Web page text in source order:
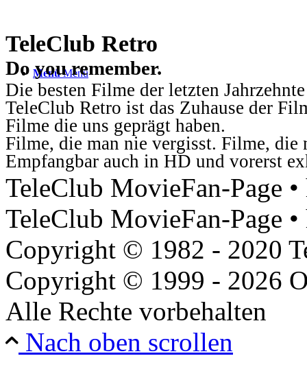
Menü Menü
TeleClub Retro
Do you remember.
Die besten Filme der letzten
TeleClub Retro ist das Zuhause der
Filme die uns geprägt haben.
Filme, die man nie vergisst. Filme, die
Empfangbar auch in HD und vorerst
TeleClub MovieFan-Page
TeleClub MovieFan-Page
Copyright © 1982 - 2020
Copyright © 1999 - 2026
Alle Rechte vorbehalten
Nach oben scrollen